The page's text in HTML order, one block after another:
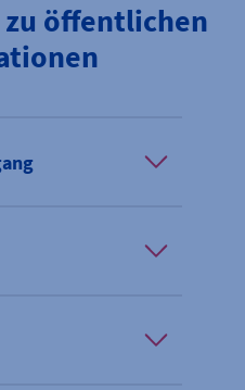
zu öffentlichen